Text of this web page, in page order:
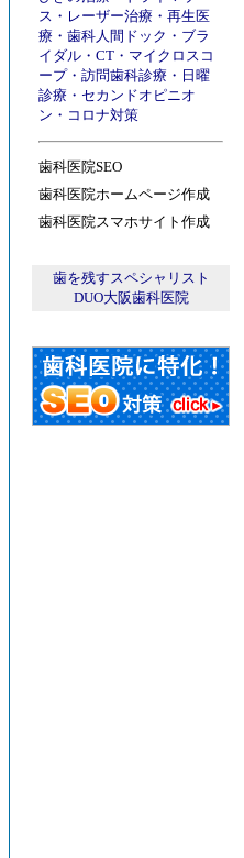
ス ・ レーザー治療 ・ 再生医
療 ・ 歯科人間ドック ・ ブラ
イダル ・ CT ・ マイクロスコ
ープ・ 訪問歯科診療 ・ 日曜
診療 ・ セカンドオピニオ
ン ・ コロナ対策
歯科医院SEO
歯科医院ホームページ作成
歯科医院スマホサイト作成
歯を残すスペシャリスト
DUO大阪歯科医院